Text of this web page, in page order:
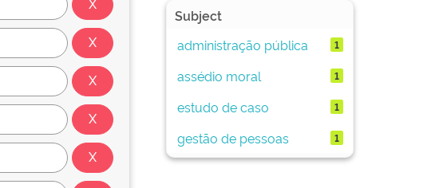
Subject
administração pública
1
assédio moral 1
estudo de caso 1
gestão de pessoas 1